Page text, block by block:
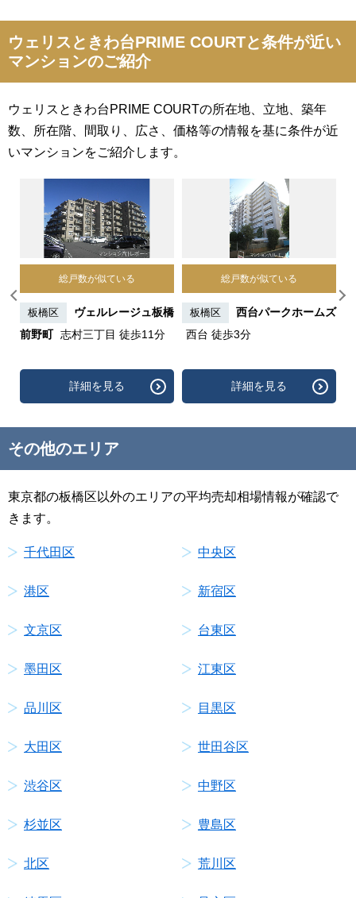
ウェリスときわ台PRIME COURTと条件が近い
マンションのご紹介
ウェリスときわ台PRIME COURTの所在地、立地、築年
数、所在階、間取り、広さ、価格等の情報を基に条件が近
いマンションをご紹介します。
総戸数が似ている
板橋区
ヴェルレージュ板橋
前野町 志村三丁目 徒歩11分
詳細を見る
総戸数が似ている
板橋区
西台パークホームズ
西台 徒歩3分
詳細を見る
その他のエリア
東京都の板橋区以外のエリアの平均売却相場情報が確認で
きます。
千代田区 中央区
港区 新宿区
文京区 台東区
墨田区 江東区
品川区 目黒区
大田区 世田谷区
渋谷区 中野区
杉並区 豊島区
北区 荒川区